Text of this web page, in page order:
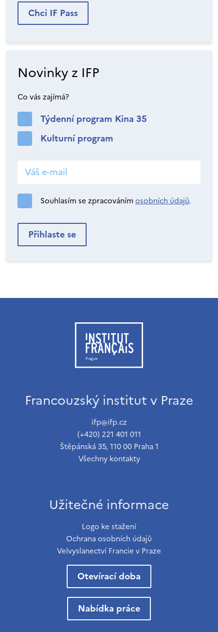
Chci IF Pass
Novinky z IFP
Co vás zajímá?
Týdenní program Kina 35
Kulturní program
Souhlasím se zpracováním osobních údajů.
Francouzský institut v Praze
ifp@ifp.cz
(+420) 221 401 011
Štěpánská 35, 110 00 Praha 1
Všechny kontakty
Užitečné informace
Logo ke stažení
Ochrana osobních údajů
Velvyslanectví Francie v Praze
Otevírací doba
Nabídka práce